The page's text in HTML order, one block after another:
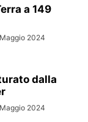
a 149
2024
dalla
2024